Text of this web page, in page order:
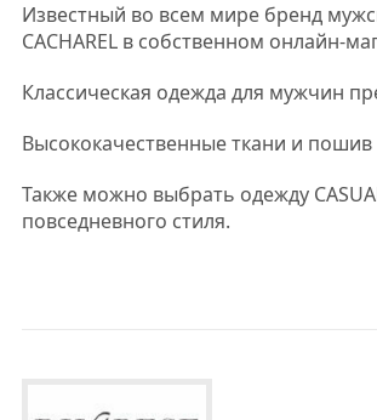
Известный во всем мире бренд
CACHAREL в собственном онлайн-
Классическая одежда для мужчин
Высококачественные ткани и пошив
Также можно выбрать одежду
повседневного стиля.